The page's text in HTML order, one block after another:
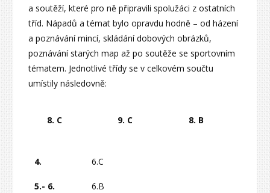
a soutěží, které pro ně připravili spolužáci z ostatních
tříd. Nápadů a témat bylo opravdu hodně – od házení
a poznávání mincí, skládání dobových obrázků,
poznávání starých map až po soutěže se sportovním
tématem. Jednotlivé třídy se v celkovém součtu
umístily následovně:
8. C 9. C 8. B
4. 6.C
5.- 6. 6.B